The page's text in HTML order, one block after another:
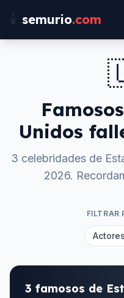
semurio.com
Unidos
3 celebridades de
2026.
FILTRAR
Actores
3 famosos de